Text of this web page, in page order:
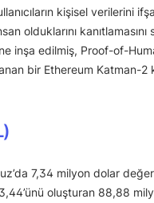
kişisel verilerini
olduklarını kanıtlamasını
inşa edilmiş, Proof-of-
bir Ethereum Katman-2
7,34 milyon dolar
oluşturan 88,88